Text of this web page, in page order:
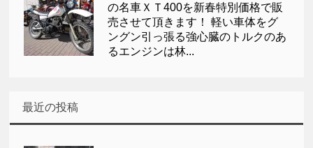
の名車ＸＴ400を新春特別価格で販
売させて頂きます！ 軽い車体をグ
ングン引っ張る強心臓のトルクのあ
るエンジンは林...
最近の投稿